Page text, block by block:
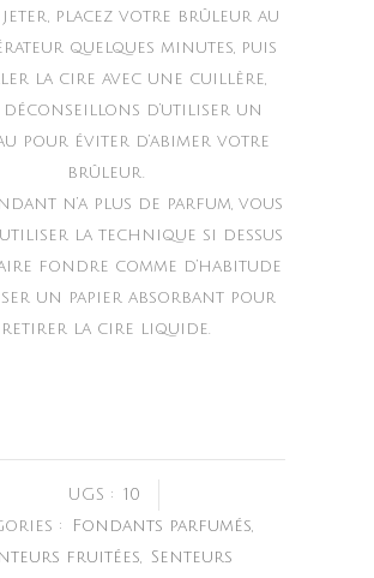
jeter, placez votre brûleur au
quelques minutes, puis
la cire avec une cuillère,
déconseillons d’utiliser un
pour éviter d’abimer votre
brûleur.
n’a plus de parfum, vous
utiliser la technique si dessus
fondre comme d’habitude
un papier absorbant pour
retirer la cire liquide.
UGS : 10
:
Fondants parfumés,
fruitées, Senteurs